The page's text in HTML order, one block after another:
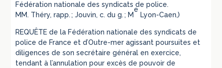
Fédération nationale des syndicats de police.
MM. Théry, rapp. ; Jouvin, c. du g. ; M
e
Lyon-Caen,)
REQUÊTE de la Fédération nationale des syndicats de
police de France et d’Outre-mer agissant poursuites et
diligences de son secrétaire général en exercice,
tendant à l’annulation pour excès de pouvoir de